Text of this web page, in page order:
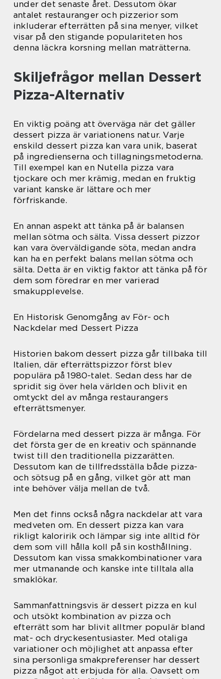
under det senaste året. Dessutom ökar
antalet restauranger och pizzerior som
inkluderar efterrätten på sina menyer, vilket
visar på den stigande populariteten hos
denna läckra korsning mellan maträtterna.
Skiljefrågor mellan Dessert
Pizza-Alternativ
En viktig poäng att överväga när det gäller
dessert pizza är variationens natur. Varje
enskild dessert pizza kan vara unik, baserat
på ingredienserna och tillagningsmetoderna.
Till exempel kan en Nutella pizza vara
tjockare och mer krämig, medan en fruktig
variant kanske är lättare och mer
förfriskande.
En annan aspekt att tänka på är balansen
mellan sötma och sälta. Vissa dessert pizzor
kan vara överväldigande söta, medan andra
kan ha en perfekt balans mellan sötma och
sälta. Detta är en viktig faktor att tänka på för
dem som föredrar en mer varierad
smakupplevelse.
En Historisk Genomgång av För- och
Nackdelar med Dessert Pizza
Historien bakom dessert pizza går tillbaka till
Italien, där efterrättspizzor först blev
populära på 1980-talet. Sedan dess har de
spridit sig över hela världen och blivit en
omtyckt del av många restaurangers
efterrättsmenyer.
Fördelarna med dessert pizza är många. För
det första ger de en kreativ och spännande
twist till den traditionella pizzarätten.
Dessutom kan de tillfredsställa både pizza-
och sötsug på en gång, vilket gör att man
inte behöver välja mellan de två.
Men det finns också några nackdelar att vara
medveten om. En dessert pizza kan vara
rikligt kaloririk och lämpar sig inte alltid för
dem som vill hålla koll på sin kosthållning.
Dessutom kan vissa smakkombinationer vara
mer utmanande och kanske inte tilltala alla
smaklökar.
Sammanfattningsvis är dessert pizza en kul
och utsökt kombination av pizza och
efterrätt som har blivit alltmer populär bland
mat- och dryckesentusiaster. Med otaliga
variationer och möjlighet att anpassa efter
sina personliga smakpreferenser har dessert
pizza något att erbjuda för alla. Oavsett om